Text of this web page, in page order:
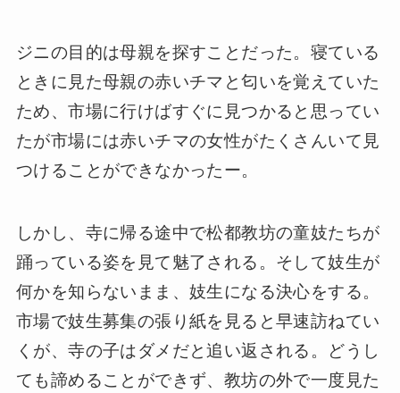
ジニの目的は母親を探すことだった。寝ている
ときに見た母親の赤いチマと匂いを覚えていた
ため、市場に行けばすぐに見つかると思ってい
たが市場には赤いチマの女性がたくさんいて見
つけることができなかったー。
しかし、寺に帰る途中で松都教坊の童妓たちが
踊っている姿を見て魅了される。そして妓生が
何かを知らないまま、妓生になる決心をする。
市場で妓生募集の張り紙を見ると早速訪ねてい
くが、寺の子はダメだと追い返される。どうし
ても諦めることができず、教坊の外で一度見た